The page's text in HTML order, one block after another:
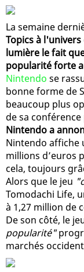
La semaine
Topics à
lumière le fait
popularité forte
Nintendo se
bonne forme de
beaucoup plus
de sa
Nintendo a
Nintendo affiche
millions d’euros
cela, toujours
Alors que le jeu
Tomodachi Life,
à 1,27 million de
De son côté, le
popularité"
marchés